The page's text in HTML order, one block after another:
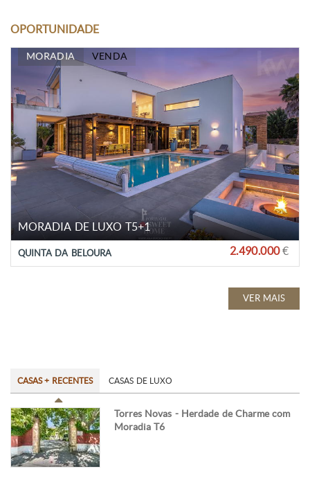
OPORTUNIDADE
MORADIA VENDA
MORADIA DE LUXO T5+1
QUINTA DA BELOURA 2.490.000€
VER MAIS
CASAS + RECENTES CASAS DE LUXO
Torres Novas - Herdade de Charme com
Moradia T6